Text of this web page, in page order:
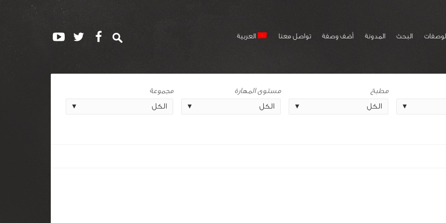
البحث المدونة أضف وصفة تواصل معنا العربية
مطبخ
مستوى المهارة
مجموعة